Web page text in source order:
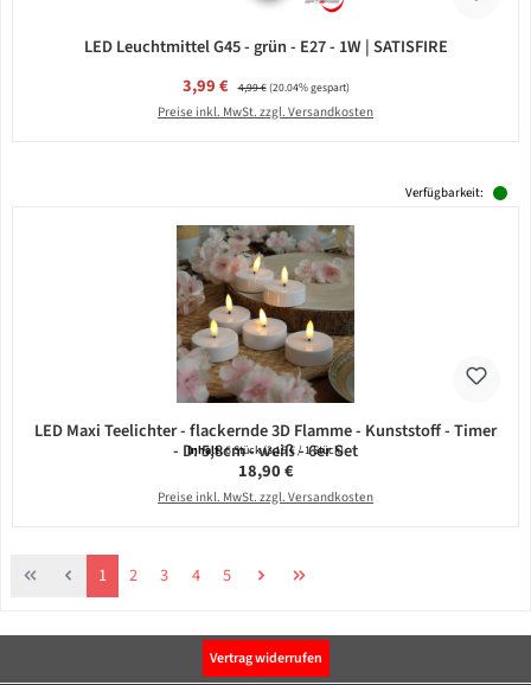
LED Leuchtmittel G45 - grün - E27 - 1W | SATISFIRE
Verkaufspreis:
3,99 € Regulärer Preis:
4,99 €(20.04% gespart)
Preise inkl. MwSt. zzgl. Versandkosten
Verfügbarkeit:
LED Maxi Teelichter - flackernde 3D Flamme - Kunststoff - Timer
- D: 5,8cm - weiß - 6er Set
Inhalt:6 Stück(3,15 € / 1 Stück)
Regulärer Preis:
18,90 €
Preise inkl. MwSt. zzgl. Versandkosten
Seite
1 Seite
2 Seite
3 Seite
4 Seite
5
Vertrag widerrufen